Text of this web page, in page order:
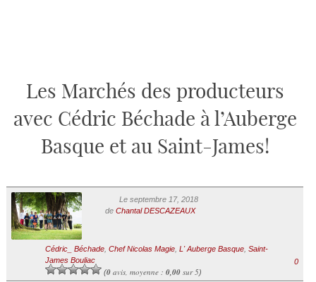
Les Marchés des producteurs
avec Cédric Béchade à l’Auberge
Basque et au Saint-James!
Le septembre 17, 2018
de Chantal DESCAZEAUX
Cédric_ Béchade, Chef Nicolas Magie, L' Auberge Basque, Saint-
James Bouliac
(0avis, moyenne : 0,00sur 5)
0